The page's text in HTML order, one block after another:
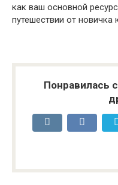
как ваш основной
путешествии от новичка
Понравилась